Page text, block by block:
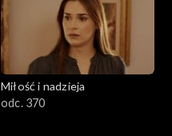
Miłość i nadzieja
odc. 370